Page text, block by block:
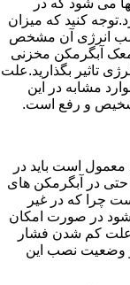
کنید که میزان
انرژی آن مشخص
آبگرمکن مخزنی
تاثیر بگذارید.علت
مشابه در این
تشخیص و رفع است.
است باید در
حتی در آبگرمکن های
چرا که در غیر
در صورت امکان
علت کم شدن فشار
وضعیت نصب این